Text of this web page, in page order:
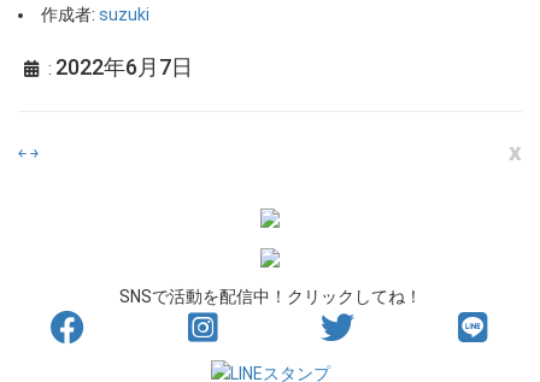
作成者: suzuki
: 2022年6月7日
￩￫ x
SNSで活動を配信中！クリックしてね！